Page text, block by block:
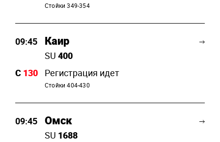
Стойки 349-354
09:45 Каир
SU 400
C 130 Регистрация идет
Стойки 404-430
09:45 Омск
SU 1688